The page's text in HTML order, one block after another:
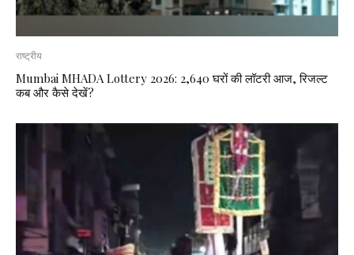
राष्ट्रीय
Mumbai MHADA Lottery 2026: 2,640 घरों की लॉटरी आज, रिजल्ट
कब और कैसे देखें?